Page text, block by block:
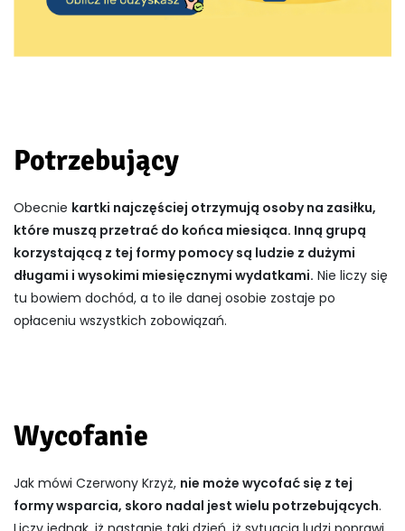
Potrzebujący
Obecnie kartki najczęściej otrzymują osoby na zasiłku,
które muszą przetrać do końca miesiąca. Inną grupą
korzystającą z tej formy pomocy są ludzie z dużymi
długami i wysokimi miesięcznymi wydatkami. Nie liczy się
tu bowiem dochód, a to ile danej osobie zostaje po
opłaceniu wszystkich zobowiązań.
Wycofanie
Jak mówi Czerwony Krzyż, nie może wycofać się z tej
formy wsparcia, skoro nadal jest wielu potrzebujących.